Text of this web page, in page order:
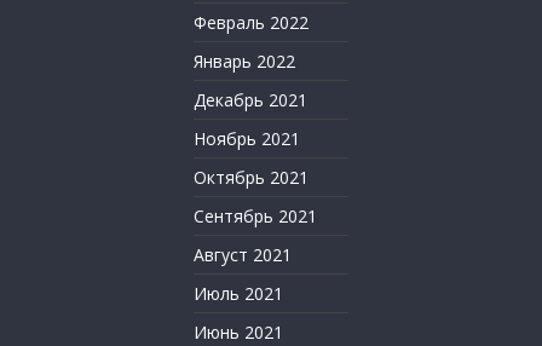
Февраль 2022
Январь 2022
Декабрь 2021
Ноябрь 2021
Октябрь 2021
Сентябрь 2021
Август 2021
Июль 2021
Июнь 2021